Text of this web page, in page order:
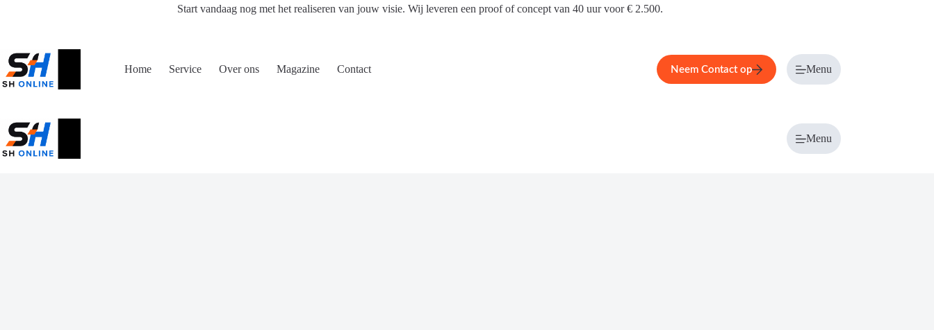
Start vandaag nog met het realiseren van jouw visie. Wij leveren een proof of concept van 40 uur voor € 2.500.
Home Service Over ons Magazine Contact Neem Contact op Menu
Menu